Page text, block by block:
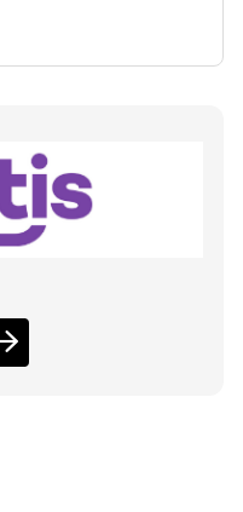
of de
via de